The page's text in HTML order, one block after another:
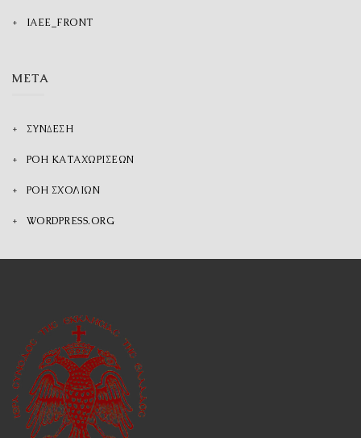
IAEE_FRONT
META
ΣΎΝΔΕΣΗ
ΡΟΉ ΚΑΤΑΧΩΡΊΣΕΩΝ
ΡΟΉ ΣΧΟΛΊΩΝ
WORDPRESS.ORG